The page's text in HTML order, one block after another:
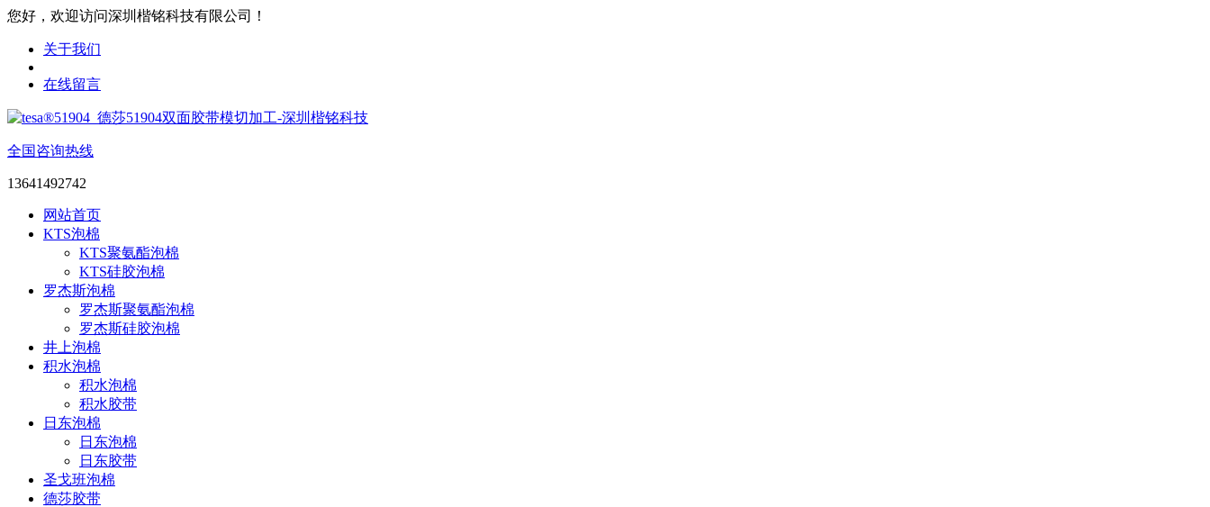
您好，欢迎访问深圳楷铭科技有限公司！
关于我们
在线留言
全国咨询热线
13641492742
网站首页
KTS泡棉
KTS聚氨酯泡棉
KTS硅胶泡棉
罗杰斯泡棉
罗杰斯聚氨酯泡棉
罗杰斯硅胶泡棉
井上泡棉
积水泡棉
积水泡棉
积水胶带
日东泡棉
日东泡棉
日东胶带
圣戈班泡棉
德莎胶带